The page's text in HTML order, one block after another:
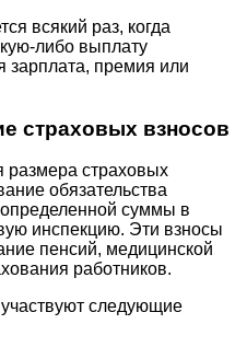
всякий раз, когда
либо выплату
зарплата, премия или
страховых взносов
размера страховых
обязательства
суммы в
инспекцию. Эти взносы
пенсий, медицинской
работников.
следующие